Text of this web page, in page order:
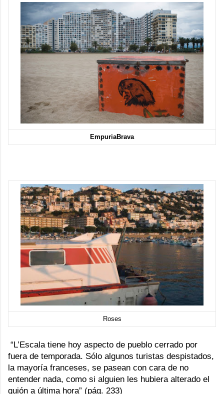
EmpuriaBrava
Roses
“L’Escala tiene hoy aspecto de pueblo cerrado por
fuera de temporada. Sólo algunos turistas despistados,
la mayoría franceses, se pasean con cara de no
entender nada, como si alguien les hubiera alterado el
guión a última hora” (pág. 233)